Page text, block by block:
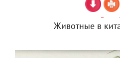
Животные в